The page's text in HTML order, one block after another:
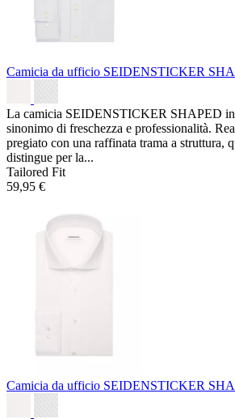
Camicia da ufficio SEIDENSTICKER
La camicia SEIDENSTICKER SHAPED in
sinonimo di freschezza e professionalità.
pregiato con una raffinata trama a struttura,
distingue per la...
Tailored Fit
59,95 €
Camicia da ufficio SEIDENSTICKER